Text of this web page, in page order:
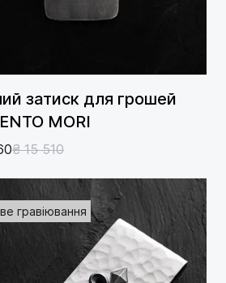
затиск для грошей
MORI
₴ 15 510
гравіювання